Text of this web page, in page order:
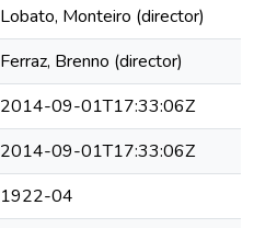
Lobato, Monteiro (director)
Ferraz, Brenno (director)
2014-09-01T17:33:06Z
2014-09-01T17:33:06Z
1922-04